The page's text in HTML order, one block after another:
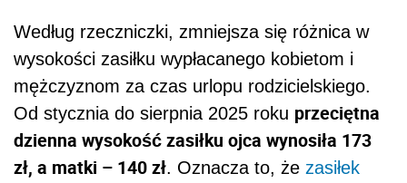
Według rzeczniczki, zmniejsza się różnica w
wysokości zasiłku wypłacanego kobietom i
mężczyznom za czas urlopu rodzicielskiego.
Od stycznia do sierpnia 2025 roku przeciętna
dzienna wysokość zasiłku ojca wynosiła 173
zł, a matki – 140 zł. Oznacza to, że zasiłek